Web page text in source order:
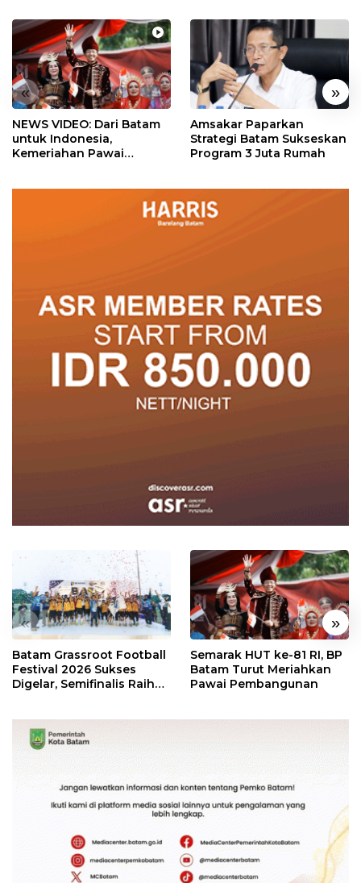
« »
NEWS VIDEO: Dari Batam
untuk Indonesia,
Kemeriahan Pawai
Amsakar Paparkan
Strategi Batam Sukseskan
Program 3 Juta Rumah
« »
Batam Grassroot Football
Festival 2026 Sukses
Digelar, Semifinalis Raih
Semarak HUT ke-81 RI, BP
Batam Turut Meriahkan
Pawai Pembangunan